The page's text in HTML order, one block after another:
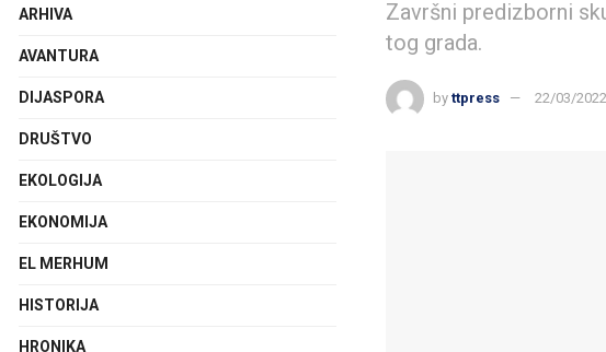
Završni predizborni
tog grada.
by ttpress 22/03/2022
ARHIVA
AVANTURA
DIJASPORA
DRUŠTVO
EKOLOGIJA
EKONOMIJA
EL MERHUM
HISTORIJA
HRONIKA